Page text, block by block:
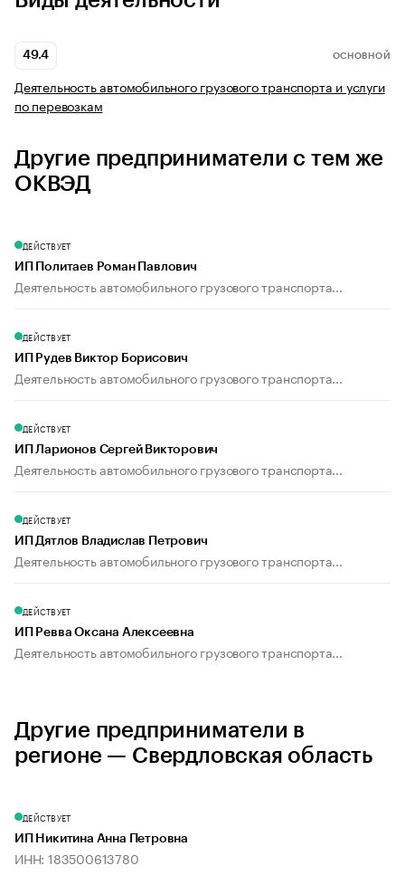
49.4 ОСНОВНОЙ
Деятельность автомобильного грузового транспорта и услуги
по перевозкам
Другие предприниматели с тем же
ОКВЭД
ДЕЙСТВУЕТ
ИП Политаев Роман Павлович
Деятельность автомобильного грузового транспорта...
ДЕЙСТВУЕТ
ИП Рудев Виктор Борисович
Деятельность автомобильного грузового транспорта...
ДЕЙСТВУЕТ
ИП Ларионов Сергей Викторович
Деятельность автомобильного грузового транспорта...
ДЕЙСТВУЕТ
ИП Дятлов Владислав Петрович
Деятельность автомобильного грузового транспорта...
ДЕЙСТВУЕТ
ИП Ревва Оксана Алексеевна
Деятельность автомобильного грузового транспорта...
Другие предприниматели в
регионе — Свердловская область
ДЕЙСТВУЕТ
ИП Никитина Анна Петровна
ИНН: 183500613780